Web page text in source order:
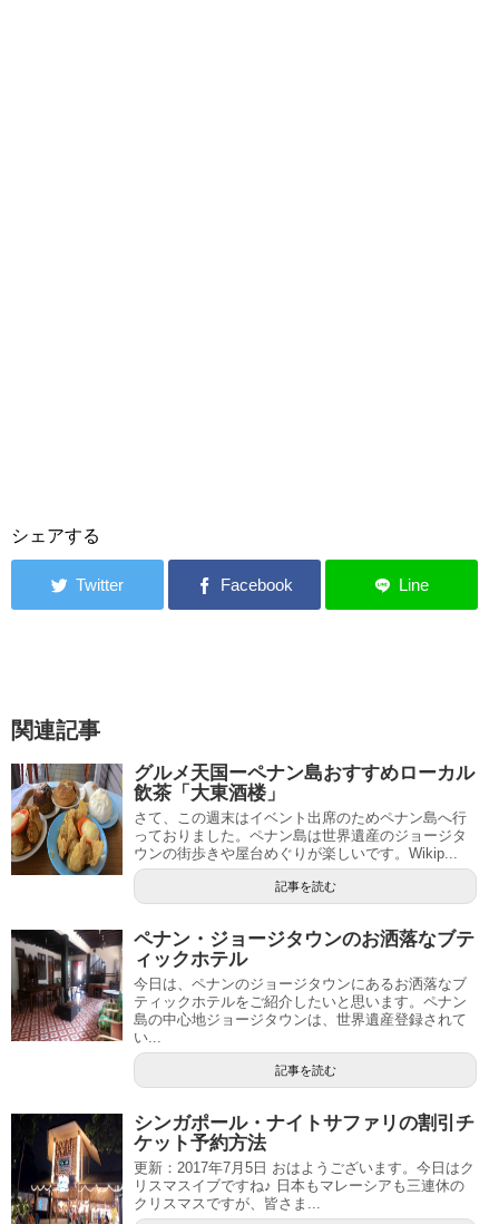
シェアする
関連記事
グルメ天国ーペナン島おすすめローカル
飲茶「大東酒楼」
さて、この週末はイベント出席のためペナン島へ行
っておりました。ペナン島は世界遺産のジョージタ
ウンの街歩きや屋台めぐりが楽しいです。Wikip...
記事を読む
ペナン・ジョージタウンのお洒落なブテ
ィックホテル
今日は、ペナンのジョージタウンにあるお洒落なブ
ティックホテルをご紹介したいと思います。ペナン
島の中心地ジョージタウンは、世界遺産登録されて
い...
記事を読む
シンガポール・ナイトサファリの割引チ
ケット予約方法
更新：2017年7月5日 おはようございます。今日はク
リスマスイブですね♪ 日本もマレーシアも三連休の
クリスマスですが、皆さま...